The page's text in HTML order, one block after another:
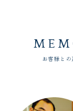
WEBからの
市、甲府市な
ります。
お客様と